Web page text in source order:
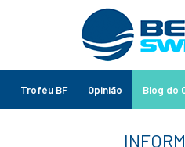
Troféu BF Opinião Blog do